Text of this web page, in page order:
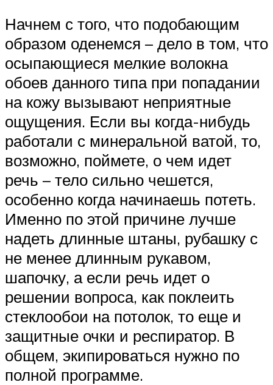
Начнем с того, что подобающим
образом оденемся – дело в том, что
осыпающиеся мелкие волокна
обоев данного типа при попадании
на кожу вызывают неприятные
ощущения. Если вы когда-нибудь
работали с минеральной ватой, то,
возможно, поймете, о чем идет
речь – тело сильно чешется,
особенно когда начинаешь потеть.
Именно по этой причине лучше
надеть длинные штаны, рубашку с
не менее длинным рукавом,
шапочку, а если речь идет о
решении вопроса, как поклеить
стеклообои на потолок, то еще и
защитные очки и респиратор. В
общем, экипироваться нужно по
полной программе.